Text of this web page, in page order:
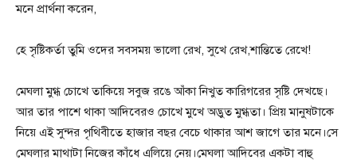
মনে প্রার্থনা করেন,
হে সৃষ্টিকর্তা তুমি ওদের সবসময় ভালো রেখ, সুখে রেখ,শান্তিতে রেখে!
মেঘলা মুগ্ধ চোখে তাকিয়ে সবুজ রঙে আঁকা নিখুত কারিগরের সৃষ্টি দেখছে।
আর তার পাশে থাকা আদিবেরও চোখে মুখে অদ্ভুত মুগ্ধতা। প্রিয় মানুষটাকে
নিয়ে এই সুন্দর পৃথিবীতে হাজার বছর বেচে থাকার আশ জাগে তার মনে।সে
মেঘলার মাথাটা নিজের কাঁধে এলিয়ে নেয়।মেঘলা আদিবের একটা বাহু